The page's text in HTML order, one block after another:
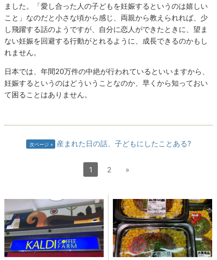
ました。「愛し合った人の子どもを妊娠するというのは嬉しい
こと」なのだと小さな頃から感じ、両親から教えられれば、少
し飛躍する話のようですが、自分に恋人ができたときに、望ま
ない妊娠を回避する行動がとれるように、成長できるのかもし
れません。
日本では、年間20万件の中絶が行われているといいますから、
妊娠するというのはどういうことなのか、早くから知っておい
て困ることはありません。
次ページ 産まれた日の話、子どもにしたことある?
1 2 »